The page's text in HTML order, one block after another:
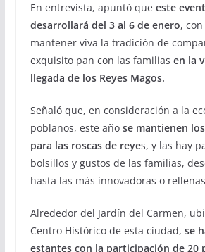
En entrevista, apuntó que este
desarrollará del 3 al 6 de enero,
mantener viva la tradición de
exquisito pan con las familias en la
llegada de los Reyes Magos.
Señaló que, en consideración a la
poblanos, este añose mantienen
para las roscas de reyes, y las hay
bolsillos y gustos de las familias,
hasta las más innovadoras o
Alrededor del Jardín del Carmen,
Centro Histórico de esta ciudad, se
estantes con la participación de 20